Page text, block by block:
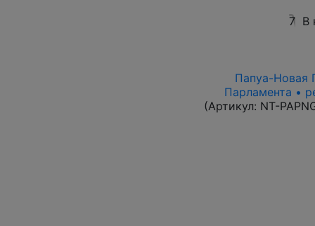
7 В
Папуа-Новая
Парламента •
(Артикул: NT-